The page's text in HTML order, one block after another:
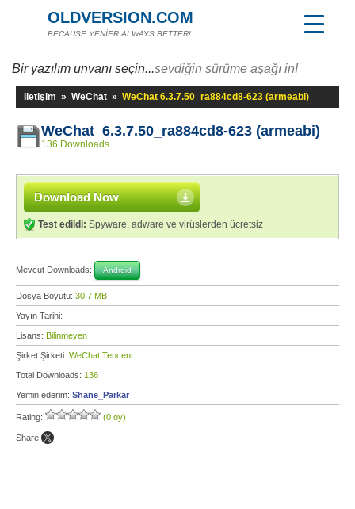
OLDVERSION.COM
BECAUSE YENİER ALWAYS BETTER!
Bir yazılım unvanı seçin...sevdiğin sürüme aşağı in!
Iletişim » WeChat » WeChat 6.3.7.50_ra884cd8-623 (armeabi)
WeChat 6.3.7.50_ra884cd8-623 (armeabi)
136 Downloads
Download Now
Test edildi: Spyware, adware ve virüslerden ücretsiz
Mevcut Downloads: Android
Dosya Boyutu: 30,7 MB
Yayın Tarihi:
Lisans: Bilinmeyen
Şirket Şirketi: WeChat Tencent
Total Downloads: 136
Yemin ederim: Shane_Parkar
Rating: (0 oy)
Share: